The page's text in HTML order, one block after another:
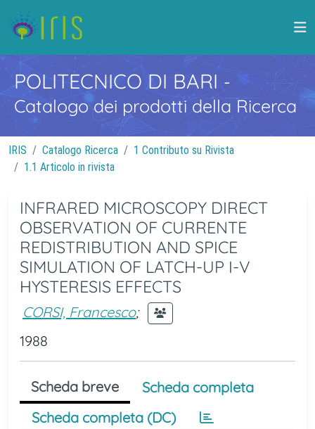
POLITECNICO DI BARI -
Catalogo dei prodotti della Ricerca
IRIS Catalogo Ricerca
1 Contributo su Rivista
1.1 Articolo in rivista
INFRARED MICROSCOPY DIRECT
OBSERVATION OF CURRENTE
REDISTRIBUTION AND SPICE
SIMULATION OF LATCH-UP I-V
HYSTERESIS EFFECTS
CORSI, Francesco;
1988
Scheda breve
Scheda completa
Scheda completa (DC)